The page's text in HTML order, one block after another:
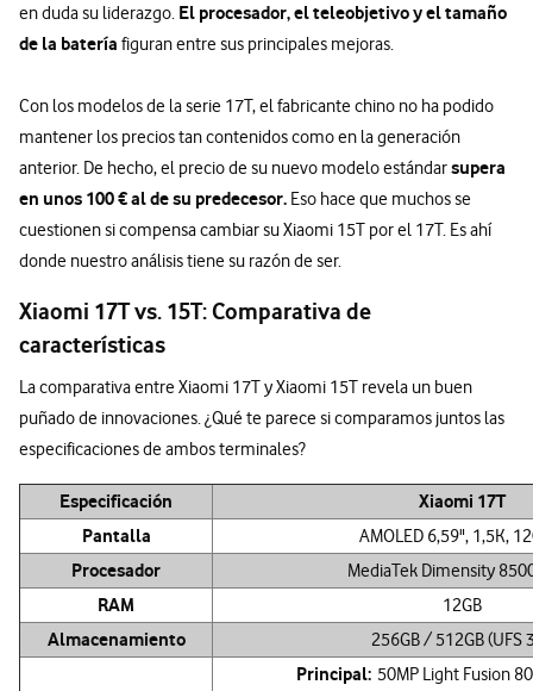
en duda su liderazgo. El procesador, el teleobjetivo y el tamaño
de la batería figuran entre sus principales mejoras.
Con los modelos de la serie 17T, el fabricante chino no ha podido
mantener los precios tan contenidos como en la generación
anterior. De hecho, el precio de su nuevo modelo estándarsupera
en unos 100 € al de su predecesor. Eso hace que muchos se
cuestionen si compensa cambiar su Xiaomi 15T por el 17T. Es ahí
donde nuestro análisis tiene su razón de ser.
Xiaomi 17T vs. 15T: Comparativa de
características
La comparativa entre Xiaomi 17T y Xiaomi 15T revela un buen
puñado de innovaciones. ¿Qué te parece si comparamos juntos las
especificaciones de ambos terminales?
Especificación
Xiaomi 17T
Pantalla
AMOLED 6,59", 1,5K,
Procesador MediaTek Dimensity
RAM 12GB
Almacenamiento 256GB / 512GB (UFS
Principal: 50MP Light Fusion